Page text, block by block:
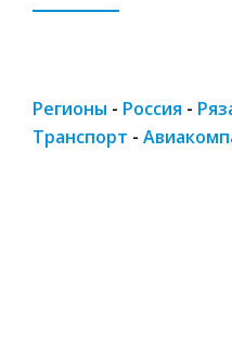
Регионы - Россия -
Транспорт -